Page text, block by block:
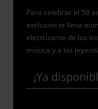
Para celebrar el 50
exclusivo te lleva
electrizante de los
música y a las
¡Ya